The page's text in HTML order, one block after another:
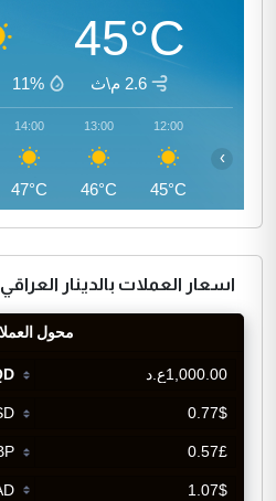
45°C
2.6 م\ث 11%
12:00
45°C
13:00
46°C
14:00
47°C
›
اسعار العملات بالدينار العراقي